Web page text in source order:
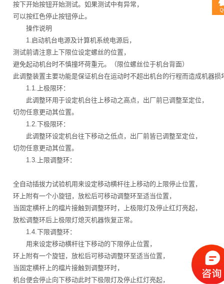
按下开始按钮开始测试。如果测试中有异常，
可以按红色停止按钮停止。
操作说明
1.启动机台电源及计算机系统电源后，
测试前请注意上下限位设定螺丝的位置，
避免起动机台时不慎撞坏荷重元。（限位螺丝位于机台背面）
此调整装置主要功能是保证机台在运动时不超出机台的行程而造成机器损
1.1.上极限环：
此调整环用于设定机台往上移动之高点，出厂前已调整至定位，
切勿任意更动其位置。
1.2.下极限环：
此调整环设定机台往下移动之低点，出厂前皆已调整至定位，
切勿任意更动其位置。
1.3.上限调整环：
全自动插拔力试验机用来设定移动横杆往上移动的上限停止位置，
环上附有一个小旋钮，放松后可移动调整环至适当位置，
当固定横杆上的檔片接触到调整环时，上极限灯及停止红灯亮起，
放松调整环后上极限灯熄灭机器恢复正常。
1.4.下限调整环：
用来设定移动横杆往下移动的下限停止位置，
环上附有一个旋钮，放松后可移动调整环至适当位置，
当固定横杆上的檔片接触到调整环时，
机台便会停止向下移动此时下极限灯及停止红灯亮起，